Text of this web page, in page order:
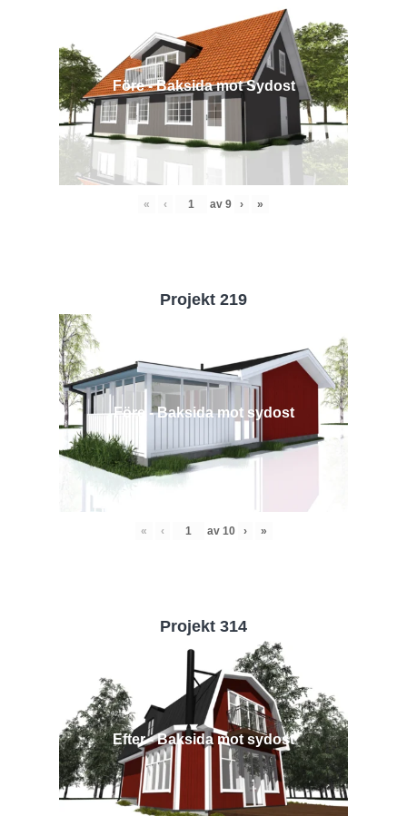
Före - Baksida mot Sydost
« ‹ av 9 › »
Projekt 219
Före - Baksida mot sydost
« ‹ av 10 › »
Projekt 314
Efter - Baksida mot sydost